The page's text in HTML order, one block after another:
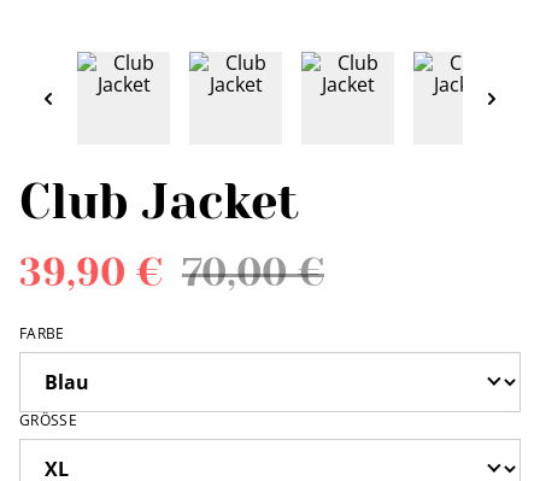
Club Jacket
39,90 € 70,00 €
FARBE
GRÖSSE